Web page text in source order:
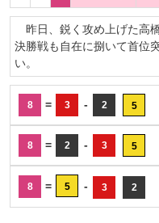
昨日、鋭く攻め上げた高
決勝戦も自在に捌いて首位
い。
8 = 3 - 2 5
8 = 2 - 3 5
8 = 5 - 3 2